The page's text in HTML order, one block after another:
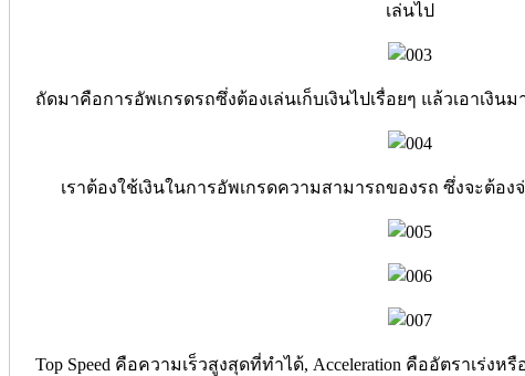
เล่นไป
ถัดมาคือการอัพเกรดรถซึ่งต้องเล่นเก็บเงินไปเรื่อยๆ แล้วเอาเงิน
เราต้องใช้เงินในการอัพเกรดความสามารถของรถ ซึ่งจะต้อ
Top Speed คือความเร็วสูงสุดที่ทำได้, Acceleration คืออัตราเร่งห